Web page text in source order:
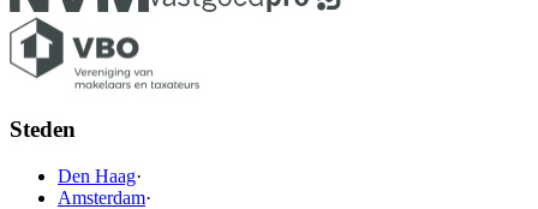
Steden
Den Haag·
Amsterdam·